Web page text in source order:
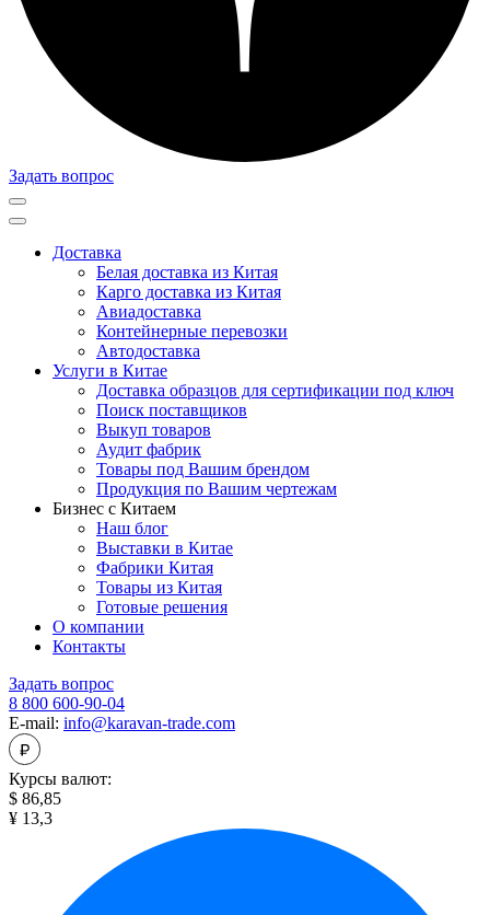
Задать вопрос
Доставка
Белая доставка из Китая
Карго доставка из Китая
Авиадоставка
Контейнерные перевозки
Автодоставка
Услуги в Китае
Доставка образцов для сертификации под ключ
Поиск поставщиков
Выкуп товаров
Аудит фабрик
Товары под Вашим брендом
Продукция по Вашим чертежам
Бизнес с Китаем
Наш блог
Выставки в Китае
Фабрики Китая
Товары из Китая
Готовые решения
О компании
Контакты
Задать вопрос
8 800 600-90-04
E-mail: info@karavan-trade.com
Курсы валют:
$ 86,85
¥ 13,3